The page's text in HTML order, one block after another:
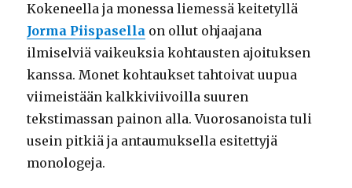
Kokeneella ja monessa liemessä keitetyllä
Jorma Piispasella on ollut ohjaajana
ilmiselviä vaikeuksia kohtausten ajoituksen
kanssa. Monet kohtaukset tahtoivat uupua
viimeistään kalkkiviivoilla suuren
tekstimassan painon alla. Vuorosanoista tuli
usein pitkiä ja antaumuksella esitettyjä
monologeja.